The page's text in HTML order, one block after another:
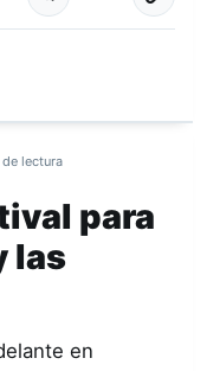
lectura
para
las
en